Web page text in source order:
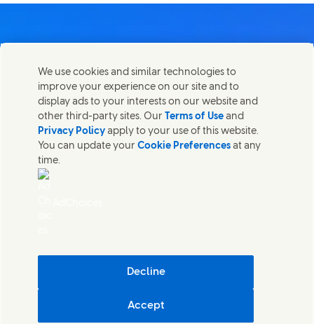
Share this page
Share this page on Facebook
Share this page on X
Share this page on Linked In
Share this page on E-mail
Võta meiega ühendust
Võtke ühendust Unilever PLC ja meie peakontori
spetsialistidega või leidke kontakte üle kogu maailma.
Võta meiega ühendust
Privaatsusteatis
Cosmetic ingredient database - European Commission
We use cookies and similar technologies to
improve your experience on our site and to
display ads to your interests on our website and
other third-party sites. Our Terms of Use and
Privacy Policy apply to your use of this website.
You can update yourCookie Preferences at any
time.
Decline
Accept